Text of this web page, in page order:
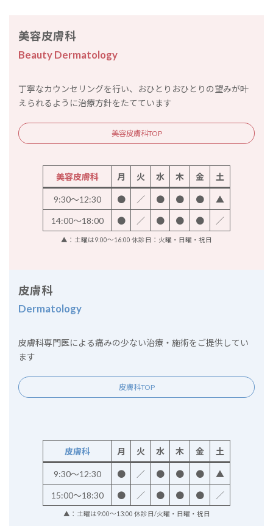
美容皮膚科
Beauty Dermatology
丁寧なカウンセリングを行い、おひとりおひとりの望みが叶
えられるように治療方針をたてています
美容皮膚科TOP
美容皮膚科 月 火 水 木 金 土
9:30～12:30 ● ／ ● ● ● ▲
14:00～18:00 ● ／ ● ● ● ／
▲：土曜は9:00～16:00 休診日：火曜・日曜・祝日
皮膚科
Dermatology
皮膚科専門医による痛みの少ない治療・施術をご提供してい
ます
皮膚科TOP
皮膚科 月 火 水 木 金 土
9:30～12:30 ● ／ ● ● ● ▲
15:00～18:30 ● ／ ● ● ● ／
▲：土曜は9:00～13:00 休診日/火曜・日曜・祝日